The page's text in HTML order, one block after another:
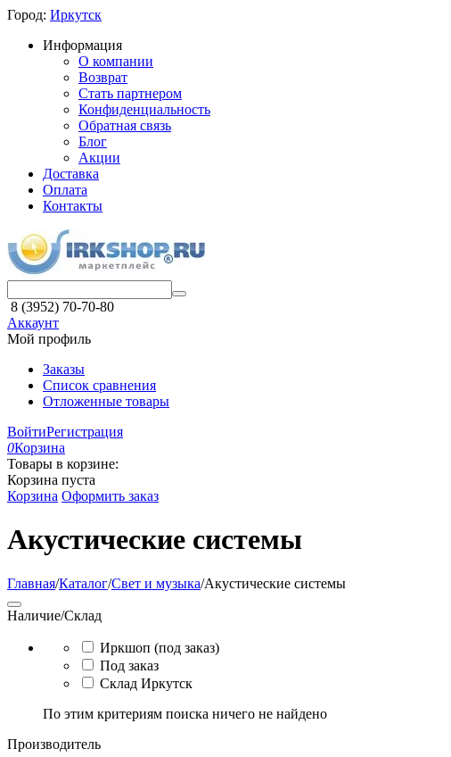
Город: Иркутск
Информация
О компании
Возврат
Стать партнером
Конфиденциальность
Обратная связь
Блог
Акции
Доставка
Оплата
Контакты
8 (3952) 70-70-80
Аккаунт
Мой профиль
Заказы
Список сравнения
Отложенные товары
ВойтиРегистрация
0Корзина
Товары в корзине:
Корзина пуста
Корзина Оформить заказ
Акустические системы
Главная/Каталог/Свет и музыка/Акустические системы
Наличие/Склад
Иркшоп (под заказ)
Под заказ
Склад Иркутск
По этим критериям поиска ничего не найдено
Производитель